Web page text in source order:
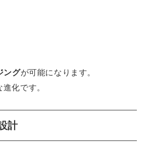
ングが可能になります。
化です。
計